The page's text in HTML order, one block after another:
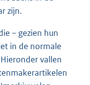
zijn.
– gezien hun
in de normale
vallen